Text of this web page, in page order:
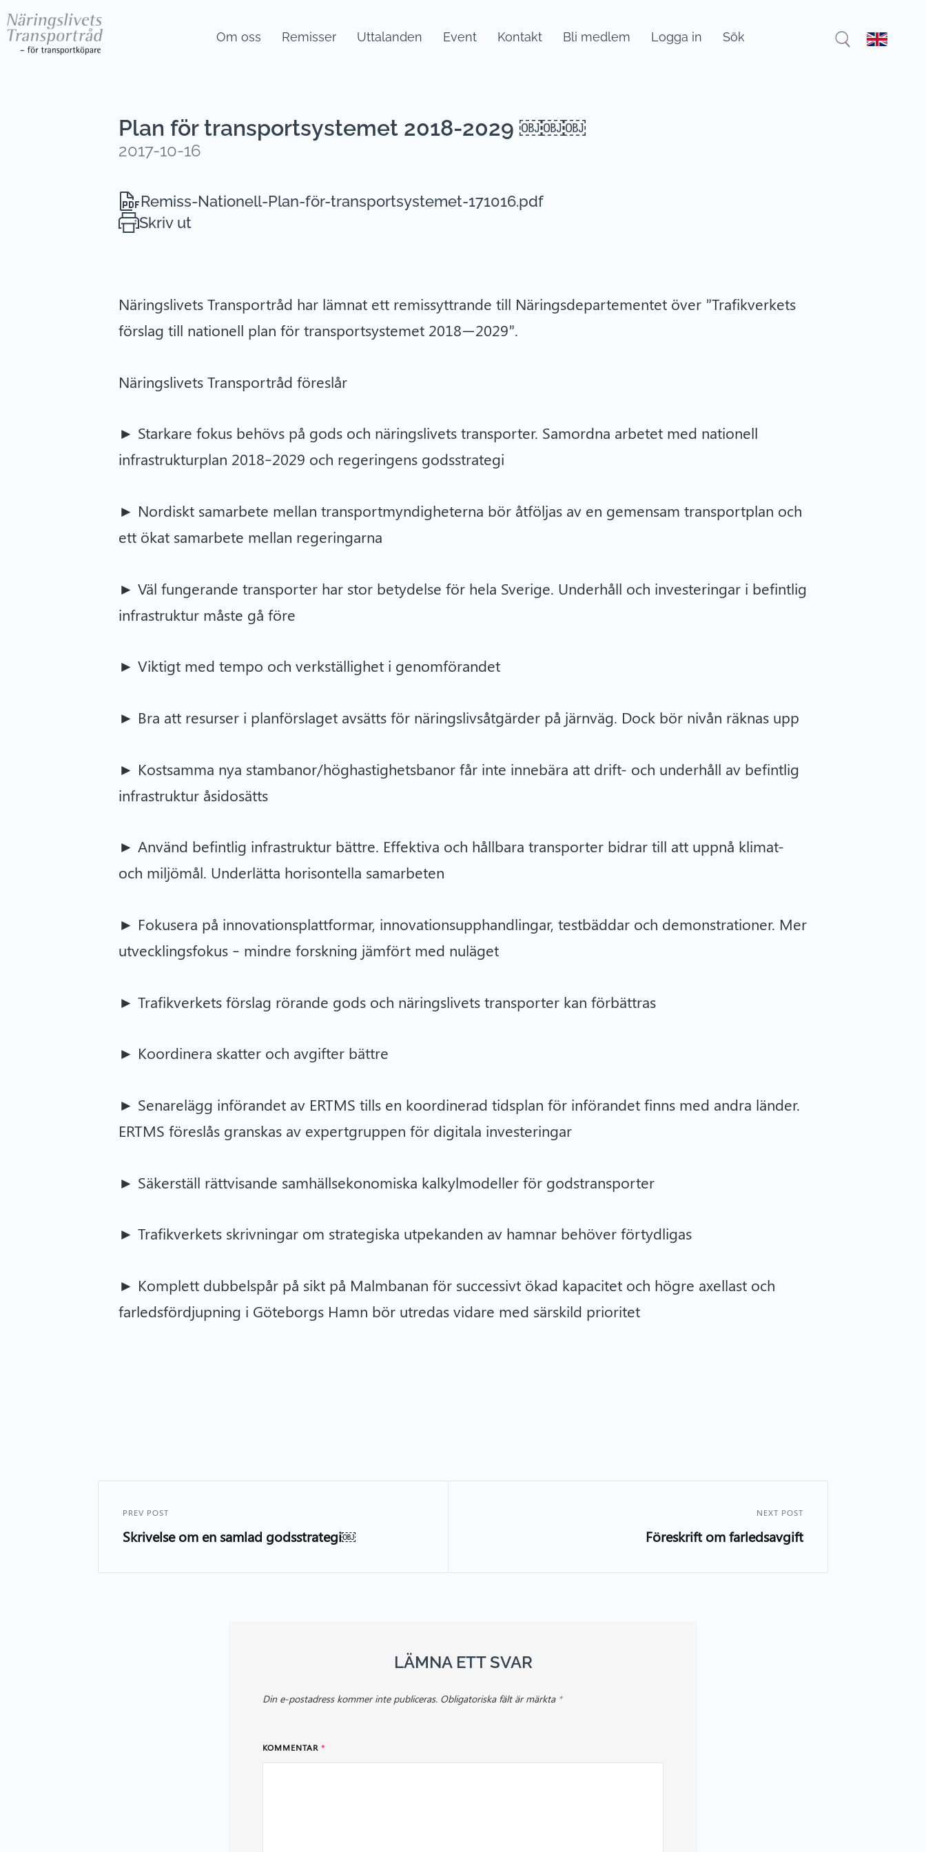
Om oss Remisser Uttalanden Event Kontakt Bli medlem Logga in Sök
Plan för transportsystemet 2018-2029 ￼￼￼
2017-10-16
Remiss-Nationell-Plan-för-transportsystemet-171016.pdf
Skriv ut
Näringslivets Transportråd har lämnat ett remissyttrande till Näringsdepartementet över ”Trafikverkets
förslag till nationell plan för transportsystemet 2018—2029”.
Näringslivets Transportråd föreslår
► Starkare fokus behövs på gods och näringslivets transporter. Samordna arbetet med nationell
infrastrukturplan 2018–2029 och regeringens godsstrategi
► Nordiskt samarbete mellan transportmyndigheterna bör åtföljas av en gemensam transportplan och
ett ökat samarbete mellan regeringarna
► Väl fungerande transporter har stor betydelse för hela Sverige. Underhåll och investeringar i befintlig
infrastruktur måste gå före
► Viktigt med tempo och verkställighet i genomförandet
► Bra att resurser i planförslaget avsätts för näringslivsåtgärder på järnväg. Dock bör nivån räknas upp
► Kostsamma nya stambanor/höghastighetsbanor får inte innebära att drift- och underhåll av befintlig
infrastruktur åsidosätts
► Använd befintlig infrastruktur bättre. Effektiva och hållbara transporter bidrar till att uppnå klimat-
och miljömål. Underlätta horisontella samarbeten
► Fokusera på innovationsplattformar, innovationsupphandlingar, testbäddar och demonstrationer. Mer
utvecklingsfokus – mindre forskning jämfört med nuläget
► Trafikverkets förslag rörande gods och näringslivets transporter kan förbättras
► Koordinera skatter och avgifter bättre
► Senarelägg införandet av ERTMS tills en koordinerad tidsplan för införandet finns med andra länder.
ERTMS föreslås granskas av expertgruppen för digitala investeringar
► Säkerställ rättvisande samhällsekonomiska kalkylmodeller för godstransporter
► Trafikverkets skrivningar om strategiska utpekanden av hamnar behöver förtydligas
► Komplett dubbelspår på sikt på Malmbanan för successivt ökad kapacitet och högre axellast och
farledsfördjupning i Göteborgs Hamn bör utredas vidare med särskild prioritet
PREV POST
Skrivelse om en samlad godsstrategi￼
NEXT POST
Föreskrift om farledsavgift
LÄMNA ETT SVAR
Din e-postadress kommer inte publiceras. Obligatoriska fält är märkta *
KOMMENTAR *